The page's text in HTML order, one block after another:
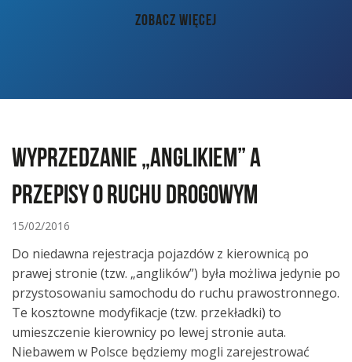
KONTAKT
ZOBACZ WIĘCEJ
Wyprzedzanie „anglikiem” a
przepisy o ruchu drogowym
15/02/2016
Do niedawna rejestracja pojazdów z kierownicą po
prawej stronie (tzw. „anglików”) była możliwa jedynie po
przystosowaniu samochodu do ruchu prawostronnego.
Te kosztowne modyfikacje (tzw. przekładki) to
umieszczenie kierownicy po lewej stronie auta.
Niebawem w Polsce będziemy mogli zarejestrować